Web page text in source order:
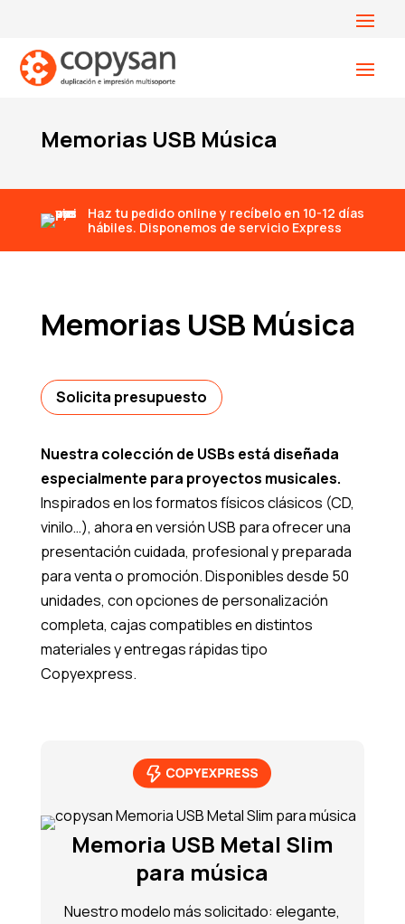
Memorias USB Música
Haz tu pedido online y recíbelo en 10-12 días
hábiles. Disponemos de servicio Express
Memorias USB Música
Solicita presupuesto
Nuestra colección de USBs está diseñada
especialmente para proyectos musicales.
Inspirados en los formatos físicos clásicos (CD,
vinilo…), ahora en versión USB para ofrecer una
presentación cuidada, profesional y preparada
para venta o promoción. Disponibles desde 50
unidades, con opciones de personalización
completa, cajas compatibles en distintos
materiales y entregas rápidas tipo
Copyexpress.
Memoria USB Metal Slim
para música
Nuestro modelo más solicitado: elegante,